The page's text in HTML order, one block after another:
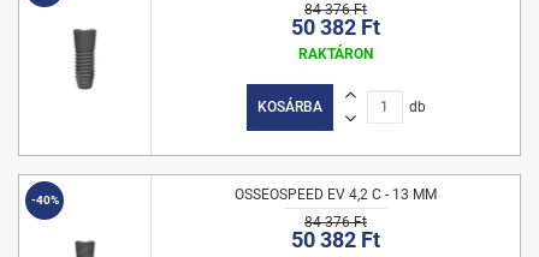
84 376 Ft
50 382 Ft
RAKTÁRON
KOSÁRBA db
-40%
OSSEOSPEED EV 4,2 C - 13 MM
84 376 Ft
50 382 Ft